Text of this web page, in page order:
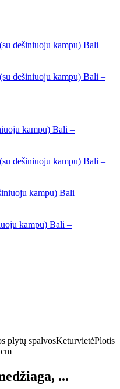
dešiniuoju kampu) Bali –
dešiniuoju kampu) Bali –
kampu) Bali –
dešiniuoju kampu) Bali –
kampu) Bali –
kampu) Bali –
plytų spalvosKeturvietėPlotis
...